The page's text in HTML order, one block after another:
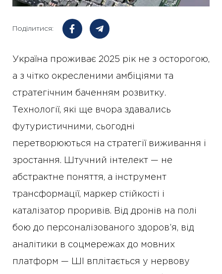
Поділитися:
Україна проживає 2025 рік не з осторогою,
а з чітко окресленими амбіціями та
стратегічним баченням розвитку.
Технології, які ще вчора здавались
футуристичними, сьогодні
перетворюються на стратегії виживання і
зростання. Штучний інтелект — не
абстрактне поняття, а інструмент
трансформації, маркер стійкості і
каталізатор проривів. Від дронів на полі
бою до персоналізованого здоров’я, від
аналітики в соцмережах до мовних
платформ — ШІ вплітається у нервову